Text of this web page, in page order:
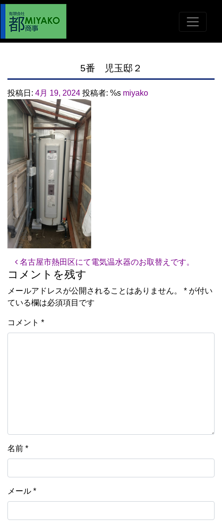
5番 児玉邸２
投稿日: 4月 19, 2024 投稿者: %s miyako
投稿ナビゲーション
名古屋市熱田区にて電気温水器のお取替えです。
コメントを残す
メールアドレスが公開されることはありません。 * が付い
ている欄は必須項目です
コメント *
名前 *
メール *